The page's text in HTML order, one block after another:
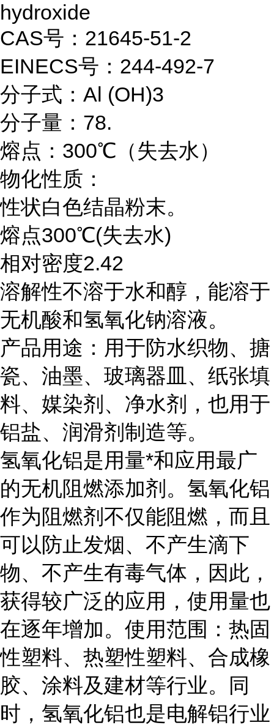
hydroxide
CAS号： 21645-51-2
EINECS号：244-492-7
分子式：Al (OH)3
分子量：78.
熔点：300℃（失去水）
物化性质：
性状白色结晶粉末。
熔点300℃(失去水)
相对密度2.42
溶解性不溶于水和醇，能溶于
无机酸和氢氧化钠溶液。
产品用途：用于防水织物、搪
瓷、油墨、玻璃器皿、纸张填
料、媒染剂、净水剂，也用于
铝盐、润滑剂制造等。
氢氧化铝是用量*和应用最广
的无机阻燃添加剂。氢氧化铝
作为阻燃剂不仅能阻燃，而且
可以防止发烟、不产生滴下
物、不产生有毒气体，因此，
获得较广泛的应用，使用量也
在逐年增加。使用范围：热固
性塑料、热塑性塑料、合成橡
胶、涂料及建材等行业。同
时，氢氧化铝也是电解铝行业